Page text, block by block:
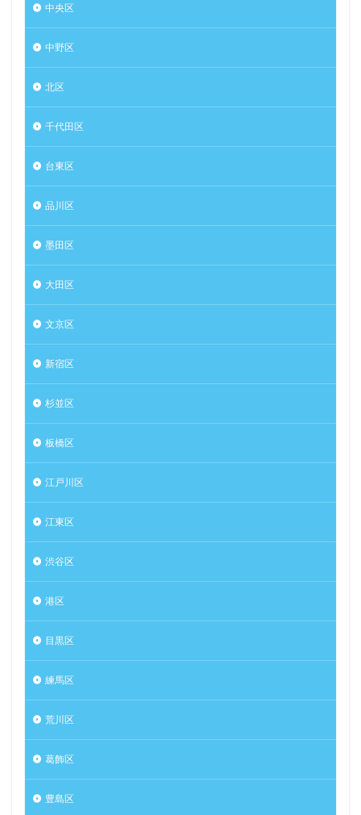
中央区
中野区
北区
千代田区
台東区
品川区
墨田区
大田区
文京区
新宿区
杉並区
板橋区
江戸川区
江東区
渋谷区
港区
目黒区
練馬区
荒川区
葛飾区
豊島区